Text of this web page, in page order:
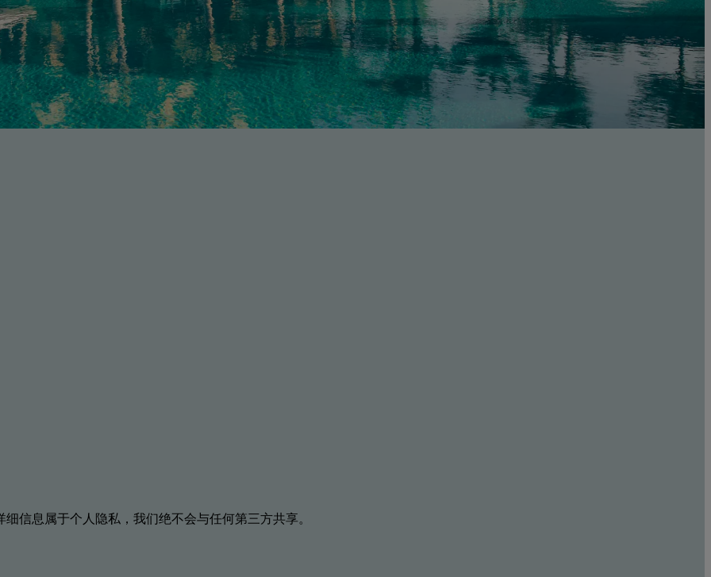
细信息属于个人隐私，我们绝不会与任何第三方共享。